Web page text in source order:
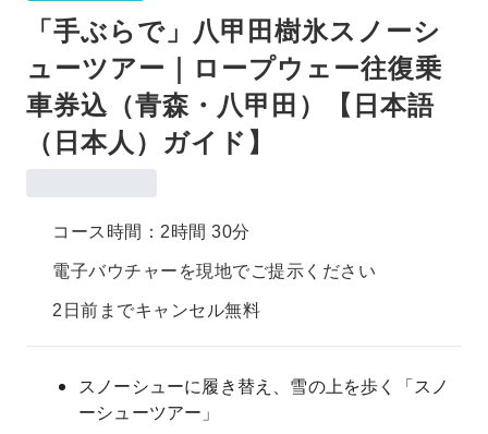
「手ぶらで」八甲田樹氷スノーシ
ューツアー｜ロープウェー往復乗
車券込（青森・八甲田）【日本語
（日本人）ガイド】
コース時間：2時間 30分
電子バウチャーを現地でご提示ください
2日前までキャンセル無料
スノーシューに履き替え、雪の上を歩く「スノ
ーシューツアー」